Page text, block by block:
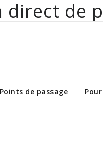
direct de
bio aux
Points de passage